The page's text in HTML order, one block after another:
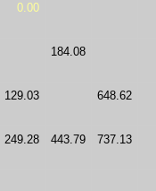
0.00
184.08
129.03 648.62
249.28 443.79 737.13